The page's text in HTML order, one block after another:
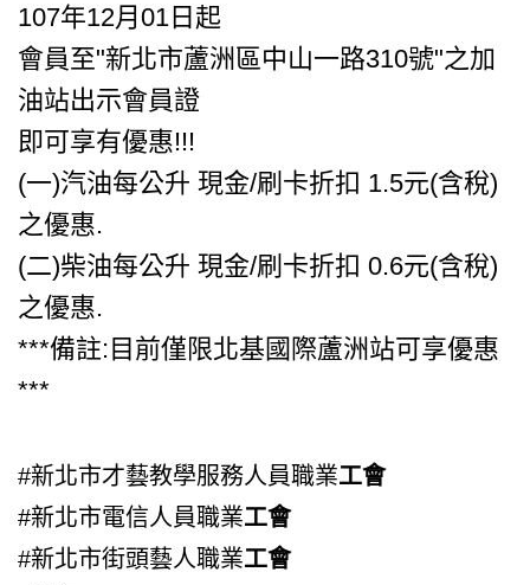
107年12月01日起
會員至"新北市蘆洲區中山一路310號"之加
油站出示會員證
即可享有優惠!!!
(一)汽油每公升 現金/刷卡折扣 1.5元(含稅)
之優惠.
(二)柴油每公升 現金/刷卡折扣 0.6元(含稅)
之優惠.
***備註:目前僅限北基國際蘆洲站可享優惠
***
#新北市才藝教學服務人員職業工會
#新北市電信人員職業工會
#新北市街頭藝人職業工會